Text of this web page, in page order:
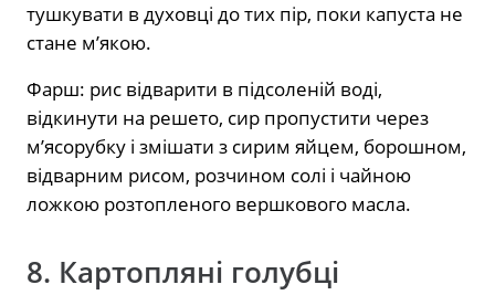
тушкувати в духовці до тих пір, поки капуста не
стане м’якою.
Фарш: рис відварити в підсоленій воді,
відкинути на решето, сир пропустити через
м’ясорубку і змішати з сирим яйцем, борошном,
відварним рисом, розчином солі і чайною
ложкою розтопленого вершкового масла.
8. Картопляні голубці